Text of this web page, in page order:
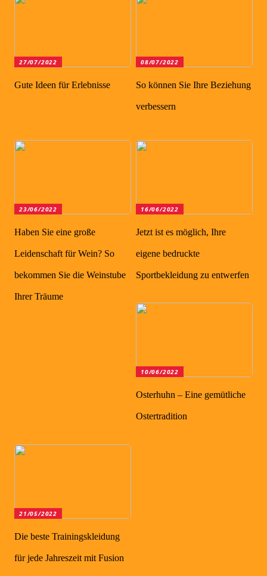
27/07/2022
Gute Ideen für Erlebnisse
08/07/2022
So können Sie Ihre Beziehung
verbessern
23/06/2022
Haben Sie eine große
Leidenschaft für Wein? So
bekommen Sie die Weinstube
Ihrer Träume
16/06/2022
Jetzt ist es möglich, Ihre
eigene bedruckte
Sportbekleidung zu entwerfen
10/06/2022
Osterhuhn – Eine gemütliche
Ostertradition
21/05/2022
Die beste Trainingskleidung
für jede Jahreszeit mit Fusion